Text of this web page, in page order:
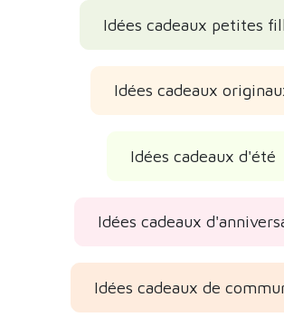
Idées cadeaux petites
Idées cadeaux
Idées cadeaux d'été
Idées cadeaux
Idées cadeaux de